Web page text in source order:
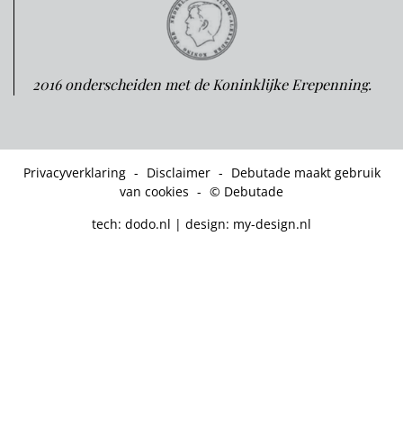
2016 onderscheiden met de Koninklijke Erepenning.
Privacyverklaring - Disclaimer - Debutade maakt gebruik
van cookies - © Debutade
tech: dodo.nl | design: my-design.nl